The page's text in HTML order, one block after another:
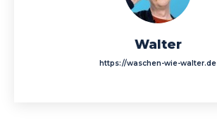
Walter
https://waschen-wie-walter.de